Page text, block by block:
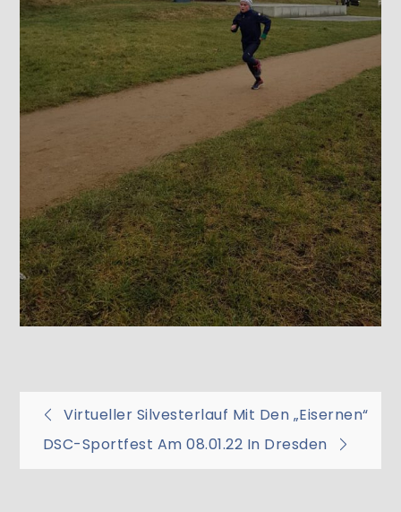
Beitragsnavigation
Virtueller Silvesterlauf Mit Den „Eisernen“
DSC-Sportfest Am 08.01.22 In Dresden